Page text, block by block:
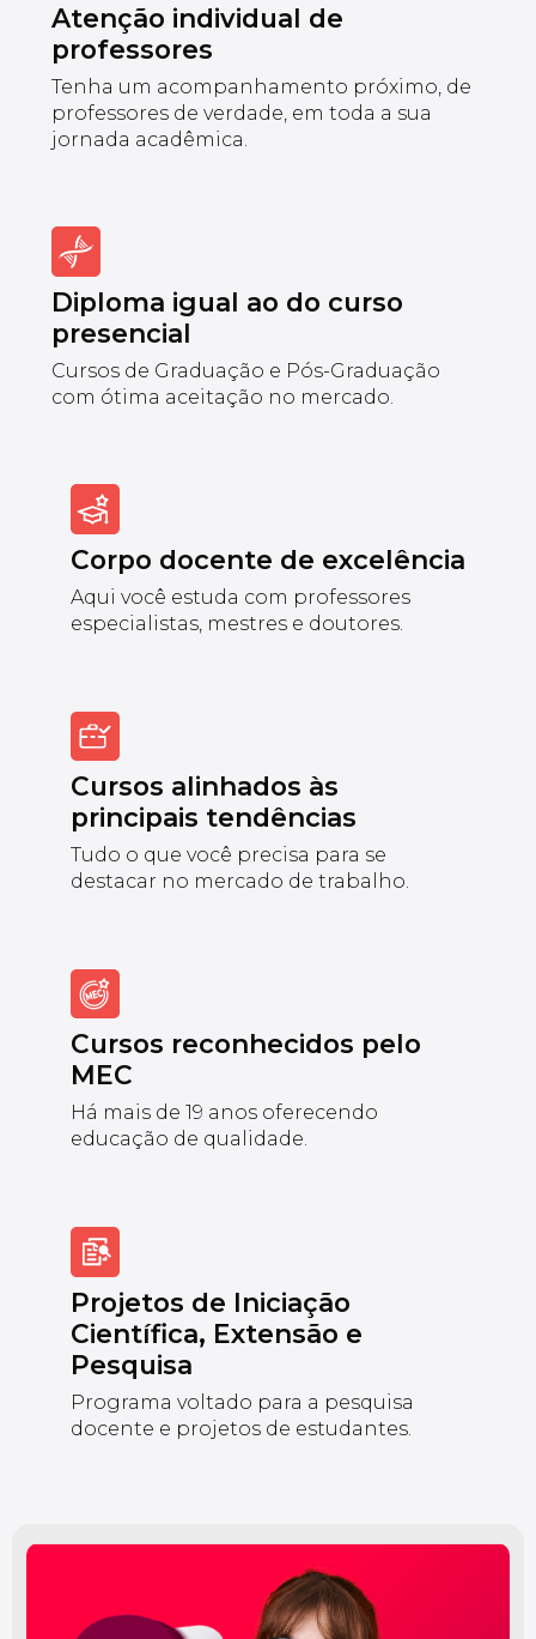
Atenção individual de
professores
Tenha um acompanhamento próximo, de
professores de verdade, em toda a sua
jornada acadêmica.
Diploma igual ao do curso
presencial
Cursos de Graduação e Pós-Graduação
com ótima aceitação no mercado.
Corpo docente de excelência
Aqui você estuda com professores
especialistas, mestres e doutores.
Cursos alinhados às
principais tendências
Tudo o que você precisa para se
destacar no mercado de trabalho.
Cursos reconhecidos pelo
MEC
Há mais de 19 anos oferecendo
educação de qualidade.
Projetos de Iniciação
Científica, Extensão e
Pesquisa
Programa voltado para a pesquisa
docente e projetos de estudantes.